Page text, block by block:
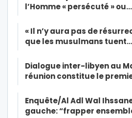
l’Homme « persécuté » ou…
« Il n’y aura pas de
que les musulmans tuent…
Dialogue inter-libyen au
réunion constitue le
Enquête/Al Adl Wal
gauche: “frapper